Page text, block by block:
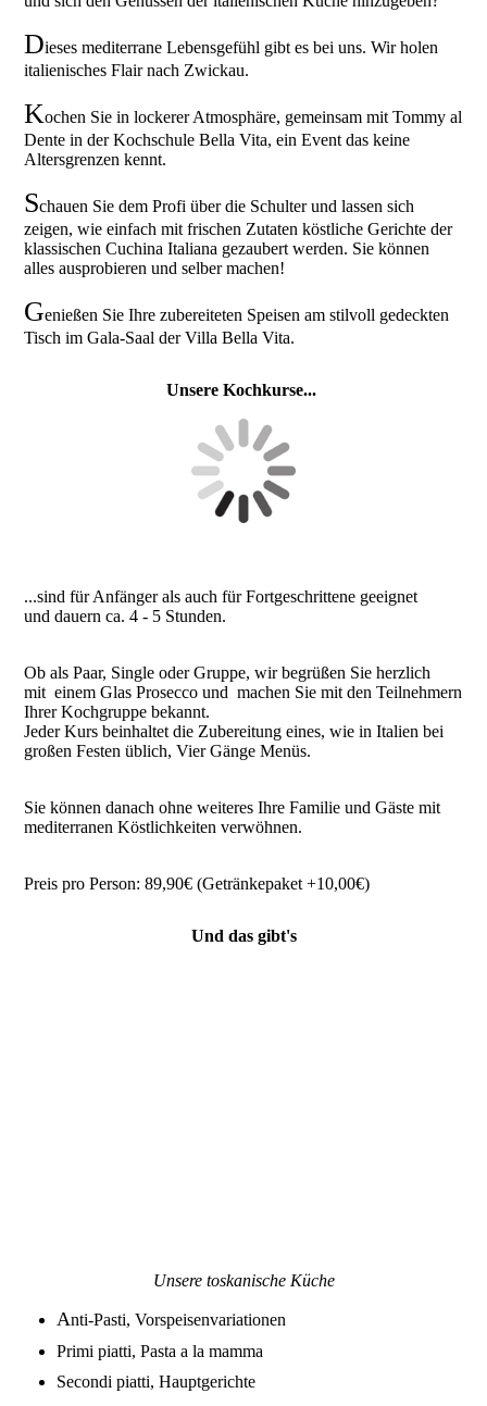
Dieses mediterrane Lebensgefühl gibt es bei uns. Wir holen
italienisches Flair nach Zwickau.
Kochen Sie in lockerer Atmosphäre, gemeinsam mit Tommy al
Dente in der Kochschule Bella Vita, ein Event das keine
Altersgrenzen kennt.
Schauen Sie dem Profi über die Schulter und lassen sich
zeigen, wie einfach mit frischen Zutaten köstliche Gerichte der
klassischen Cuchina Italiana gezaubert werden. Sie können
alles ausprobieren und selber machen!
Genießen Sie Ihre zubereiteten Speisen am stilvoll gedeckten
Tisch im Gala-Saal der Villa Bella Vita.
Unsere Kochkurse...
...sind für Anfänger als auch für Fortgeschrittene geeignet
und dauern ca. 4 - 5 Stunden.
Ob als Paar, Single oder Gruppe, wir begrüßen Sie herzlich
mit einem Glas Prosecco und machen Sie mit den Teilnehmern
Ihrer Kochgruppe bekannt.
Jeder Kurs beinhaltet die Zubereitung eines, wie in Italien bei
großen Festen üblich, Vier Gänge Menüs.
Sie können danach ohne weiteres Ihre Familie und Gäste mit
mediterranen Köstlichkeiten verwöhnen.
Preis pro Person: 89,90€ (Getränkepaket +10,00€)
Und das gibt's
Unsere toskanische Küche
Anti-Pasti, Vorspeisenvariationen
Primi piatti, Pasta a la mamma
Secondi piatti, Hauptgerichte